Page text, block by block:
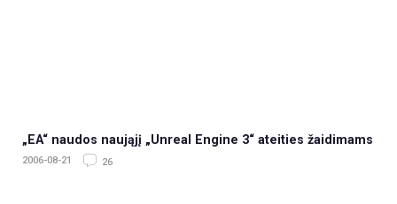
„EA“ naudos naująjį „Unreal Engine 3“ ateities žaidimams
2006-08-21 26